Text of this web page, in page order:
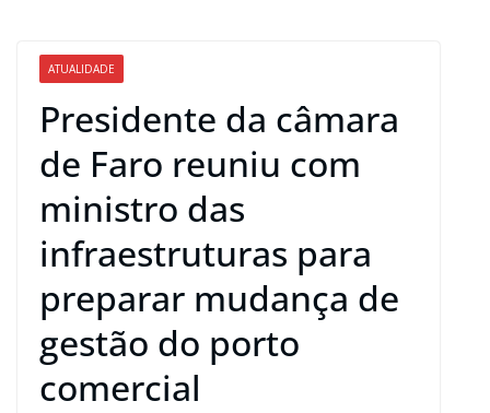
ATUALIDADE
Presidente da câmara
de Faro reuniu com
ministro das
infraestruturas para
preparar mudança de
gestão do porto
comercial